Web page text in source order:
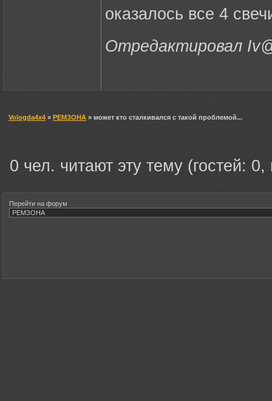
оказалось все 4
Отредактировал
Vologda4x4 » РЕМЗОНА » может кто сталкивался с такой проблемой...
0 чел. читают эту тему (гостей:
Перейти на форум